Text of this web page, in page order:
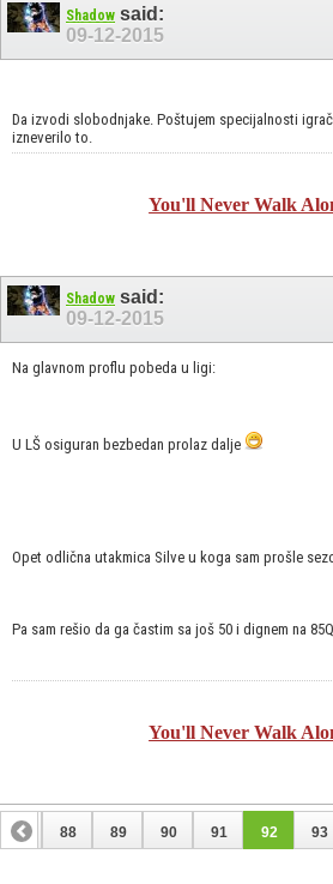
Shadow said:
09-12-2015
Da izvodi slobodnjake. Poštujem specijalnosti
izneverilo to.
You'll Never Walk
Shadow said:
09-12-2015
Na glavnom proflu pobeda u ligi:
U LŠ osiguran bezbedan prolaz dalje
Opet odlična utakmica Silve u koga sam prošle
Pa sam rešio da ga častim sa još 50 i dignem na
You'll Never Walk
87 88 89 90 91 92 93